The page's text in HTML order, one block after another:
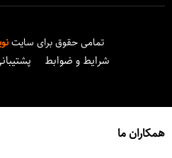
تمامی حقوق برای سایت
شرایط و ضوابط
همکاران ما